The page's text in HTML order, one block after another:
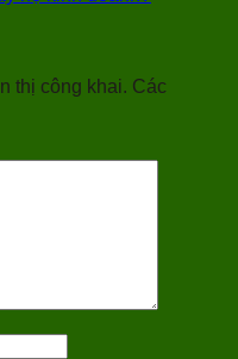
thị công khai. Các